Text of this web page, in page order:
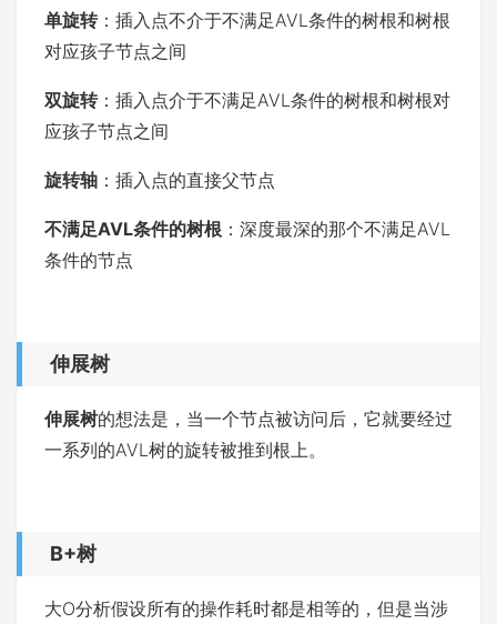
单旋转：插入点不介于不满足AVL条件的树根和树根
对应孩子节点之间
双旋转：插入点介于不满足AVL条件的树根和树根对
应孩子节点之间
旋转轴 ：插入点的直接父节点
不满足AVL条件的树根 ：深度最深的那个不满足AVL
条件的节点
伸展树
伸展树的想法是，当一个节点被访问后，它就要经过
一系列的AVL树的旋转被推到根上。
B+树
大O分析假设所有的操作耗时都是相等的，但是当涉